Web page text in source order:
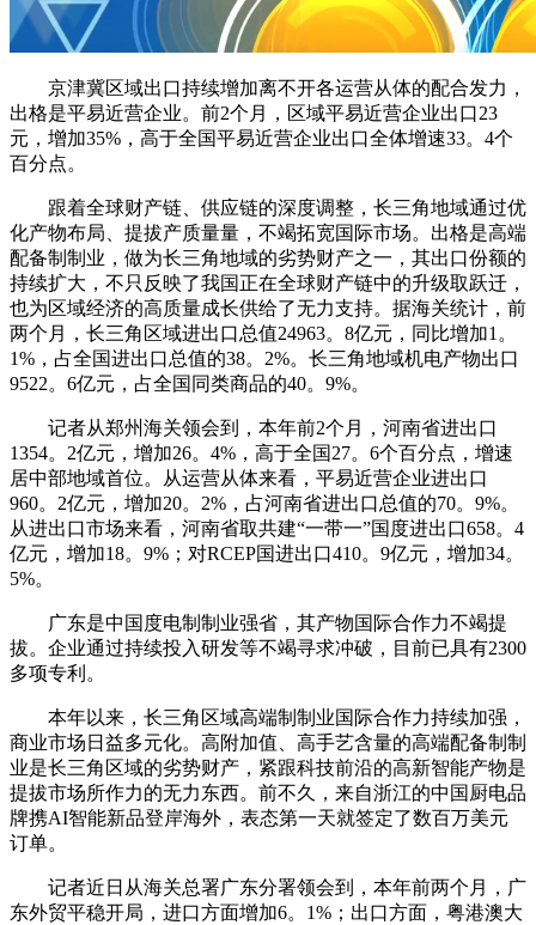
京津冀区域出口持续增加离不开各运营从体的配合发力，
出格是平易近营企业。前2个月，区域平易近营企业出口23
元，增加35%，高于全国平易近营企业出口全体增速33。4个
百分点。
跟着全球财产链、供应链的深度调整，长三角地域通过优
化产物布局、提拔产质量量，不竭拓宽国际市场。出格是高端
配备制制业，做为长三角地域的劣势财产之一，其出口份额的
持续扩大，不只反映了我国正在全球财产链中的升级取跃迁，
也为区域经济的高质量成长供给了无力支持。据海关统计，前
两个月，长三角区域进出口总值24963。8亿元，同比增加1。
1%，占全国进出口总值的38。2%。长三角地域机电产物出口
9522。6亿元，占全国同类商品的40。9%。
记者从郑州海关领会到，本年前2个月，河南省进出口
1354。2亿元，增加26。4%，高于全国27。6个百分点，增速
居中部地域首位。从运营从体来看，平易近营企业进出口
960。2亿元，增加20。2%，占河南省进出口总值的70。9%。
从进出口市场来看，河南省取共建“一带一”国度进出口658。4
亿元，增加18。9%；对RCEP国进出口410。9亿元，增加34。
5%。
广东是中国度电制制业强省，其产物国际合作力不竭提
拔。企业通过持续投入研发等不竭寻求冲破，目前已具有2300
多项专利。
本年以来，长三角区域高端制制业国际合作力持续加强，
商业市场日益多元化。高附加值、高手艺含量的高端配备制制
业是长三角区域的劣势财产，紧跟科技前沿的高新智能产物是
提拔市场所作力的无力东西。前不久，来自浙江的中国厨电品
牌携AI智能新品登岸海外，表态第一天就签定了数百万美元
订单。
记者近日从海关总署广东分署领会到，本年前两个月，广
东外贸平稳开局，进口方面增加6。1%；出口方面，粤港澳大